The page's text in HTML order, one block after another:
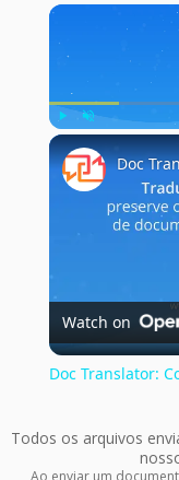
Play Unmute
Watch on
Doc Translator:
Todos os arquivos
Ao enviar um